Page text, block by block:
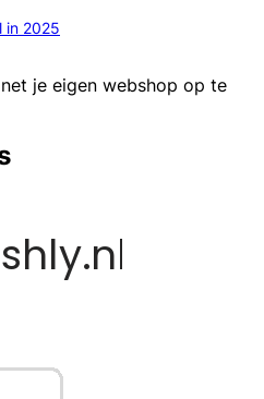
in 2025
je eigen webshop op te